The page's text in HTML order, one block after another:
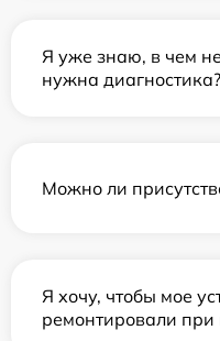
Я уже знаю, в чем
нужна диагностика?
Можно ли
Я хочу, чтобы мое
ремонтировали при